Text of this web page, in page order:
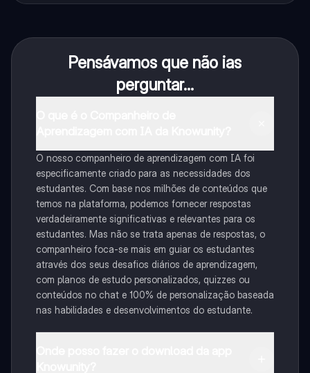
Pensávamos que não ias
perguntar...
O nosso companheiro de aprendizagem com IA foi
especificamente criado para as necessidades dos
estudantes. Com base nos milhões de conteúdos que
temos na plataforma, podemos fornecer respostas
verdadeiramente significativas e relevantes para os
estudantes. Mas não se trata apenas de respostas, o
companheiro foca-se mais em guiar os estudantes
através dos seus desafios diários de aprendizagem,
com planos de estudo personalizados, quizzes ou
conteúdos no chat e 100% de personalização baseada
nas habilidades e desenvolvimentos do estudante.